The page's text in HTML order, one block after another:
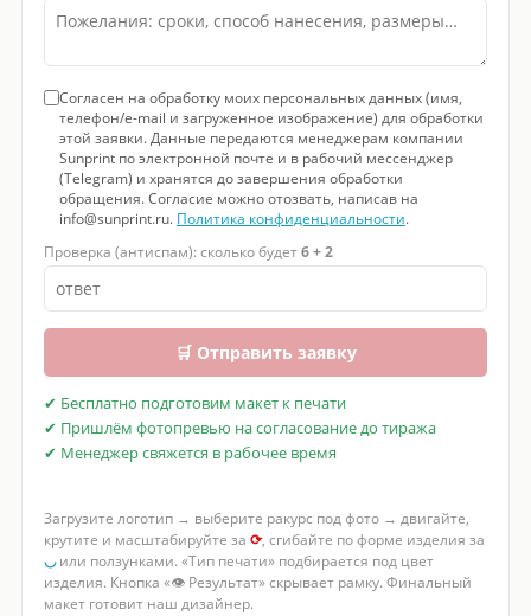
Согласен на обработку моих персональных данных (имя,
телефон/e-mail и загруженное изображение) для обработки
этой заявки. Данные передаются менеджерам компании
Sunprint по электронной почте и в рабочий мессенджер
(Telegram) и хранятся до завершения обработки
обращения. Согласие можно отозвать, написав на
info@sunprint.ru. Политика конфиденциальности.
Проверка (антиспам): сколько будет6 + 2
🛒 Отправить заявку
✔ Бесплатно подготовим макет к печати
✔ Пришлём фотопревью на согласование до тиража
✔ Менеджер свяжется в рабочее время
Загрузите логотип → выберите ракурс под фото → двигайте,
крутите и масштабируйте за ⟳, сгибайте по форме изделия за
◡или ползунками. «Тип печати» подбирается под цвет
изделия. Кнопка «👁 Результат» скрывает рамку. Финальный
макет готовит наш дизайнер.